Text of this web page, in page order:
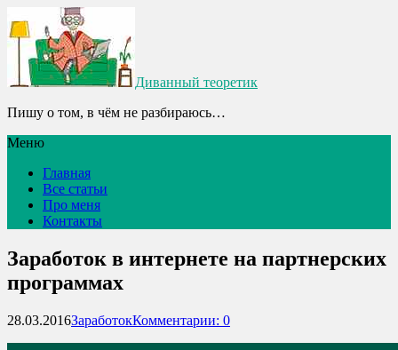
Диванный теоретик
Пишу о том, в чём не разбираюсь…
Меню
Главная
Все статьи
Про меня
Контакты
Заработок в интернете на партнерских
программах
28.03.2016ЗаработокКомментарии: 0